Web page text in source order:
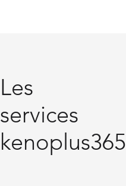
Les
services
kenoplus365